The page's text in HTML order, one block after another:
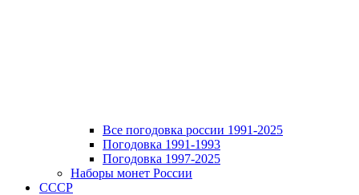
Все погодовка россии 1991-2025
Погодовка 1991-1993
Погодовка 1997-2025
Наборы монет России
СССР